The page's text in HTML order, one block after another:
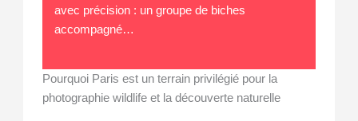
avec précision : un groupe de biches
accompagné…
Pourquoi Paris est un terrain privilégié pour la
photographie wildlife et la découverte naturelle